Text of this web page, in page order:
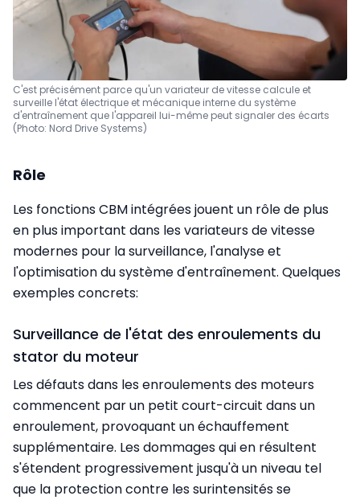
C'est précisément parce qu'un variateur de vitesse calcule et
surveille l'état électrique et mécanique interne du système
d'entraînement que l'appareil lui-même peut signaler des écarts
(Photo: Nord Drive Systems)
Rôle
Les fonctions CBM intégrées jouent un rôle de plus
en plus important dans les variateurs de vitesse
modernes pour la surveillance, l'analyse et
l'optimisation du système d'entraînement. Quelques
exemples concrets:
Surveillance de l'état des enroulements du
stator du moteur
Les défauts dans les enroulements des moteurs
commencent par un petit court-circuit dans un
enroulement, provoquant un échauffement
supplémentaire. Les dommages qui en résultent
s'étendent progressivement jusqu'à un niveau tel
que la protection contre les surintensités se